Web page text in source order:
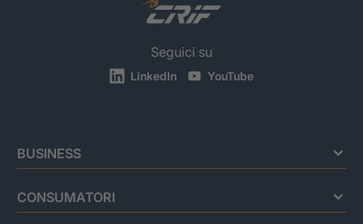
Seguici su
LinkedIn YouTube
BUSINESS
CONSUMATORI